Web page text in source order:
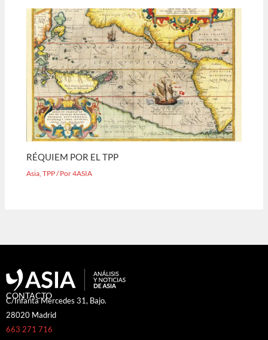
RÉQUIEM POR EL TPP
Asia,TPP/ Por4ASIA
CONTACTO
C/Infanta Mercedes 31, Bajo.
28020 Madrid
663 271 716